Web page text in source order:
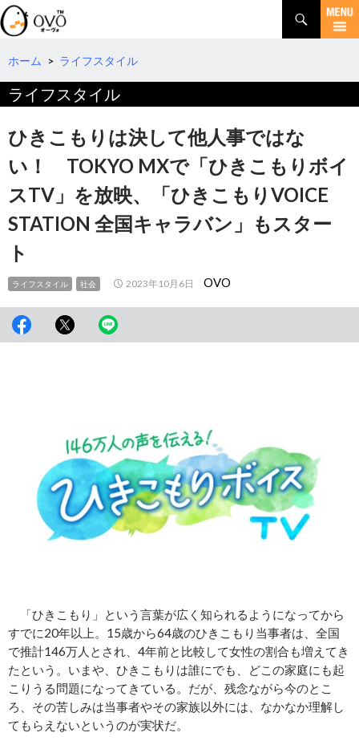
検
索
コ
テ
ツ
へ
動
ホーム > ライフスタイル
ライフスタイル
ひきこもりは決して他人事ではな
い！ TOKYO MXで「ひきこもりボイ
スTV」を放映、「ひきこもりVOICE
STATION 全国キャラバン」もスター
ト
ライフスタイル 社会 2023年10月6日 OVO
「ひきこもり」という言葉が広く知られるようになってから
すでに20年以上。15歳から64歳のひきこもり当事者は、全国
で推計146万人とされ、4年前と比較して女性の割合も増えてき
たという。いまや、ひきこもりは誰にでも、どこの家庭にも起
こりうる問題になってきている。だが、残念ながら今のとこ
ろ、その苦しみは当事者やその家族以外には、なかなか理解し
てもらえないというのが実状だ。